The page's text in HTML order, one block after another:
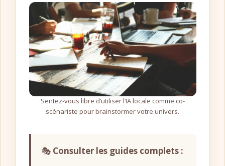
Sentez-vous libre d’utiliser l’IA locale comme co-
scénariste pour brainstormer votre univers.
🎭 Consulter les guides complets :